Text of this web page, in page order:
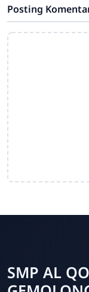
Posting
SMP AL